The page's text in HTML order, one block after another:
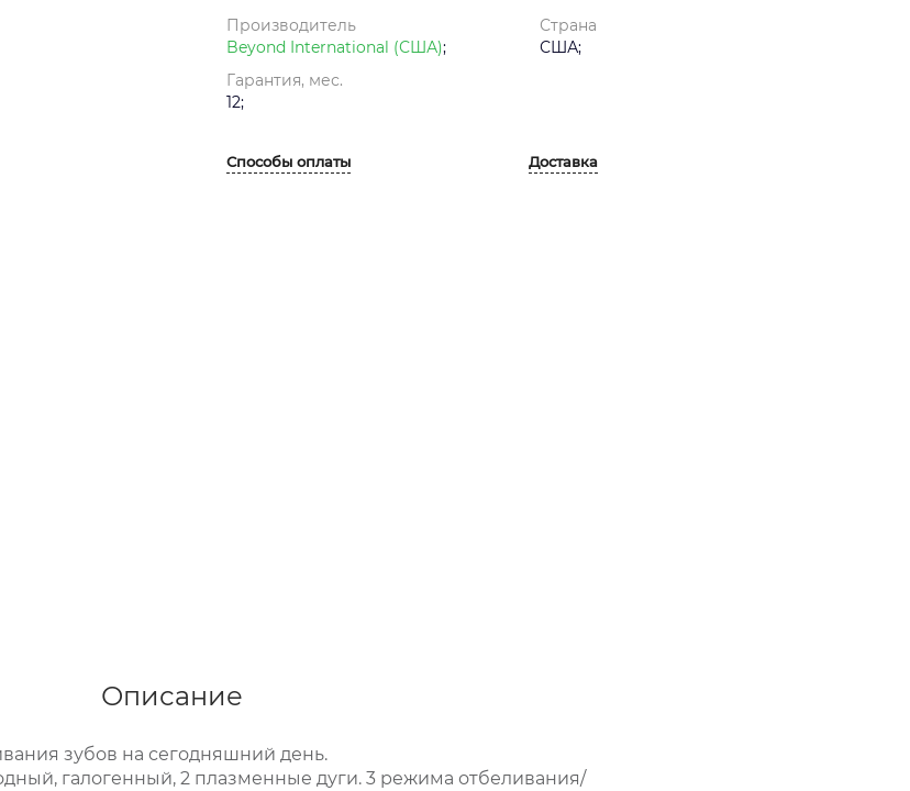
Производитель
Beyond International (США);
Страна
США;
Гарантия, мес.
12;
Способы оплаты Доставка
Описание
зубов на сегодняшний день.
галогенный, 2 плазменные дуги. 3 режима отбеливания/